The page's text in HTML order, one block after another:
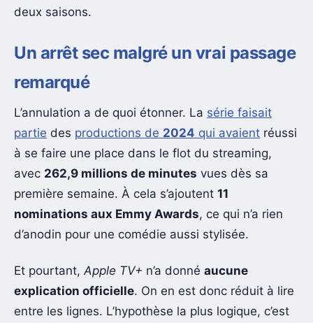
deux saisons.
Un arrêt sec malgré un vrai passage
remarqué
L’annulation a de quoi étonner. La série faisait
partie des productions de 2024 qui avaient réussi
à se faire une place dans le flot du streaming,
avec 262,9 millions de minutes vues dès sa
première semaine. À cela s’ajoutent 11
nominations aux Emmy Awards, ce qui n’a rien
d’anodin pour une comédie aussi stylisée.
Et pourtant, Apple TV+ n’a donné aucune
explication officielle. On en est donc réduit à lire
entre les lignes. L’hypothèse la plus logique, c’est